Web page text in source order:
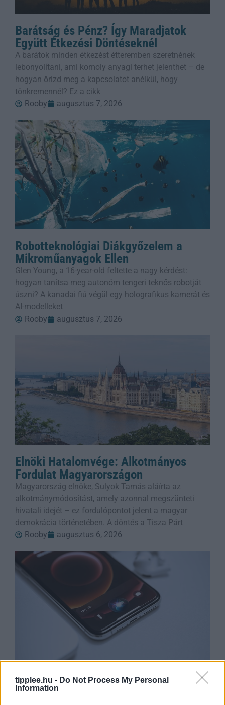
tipplee.hu - Do Not Process My Personal
Information
Barátság és Pénz? Így Maradjatok
Együtt Étkezési Döntéseknél
A barátok minden étkezést étteremben szeretnének
lebonyolítani, ami komoly anyagi terhet jelenthet – de
hogyan őrizd meg a kapcsolatot anélkül, hogy
tönkremennél? Ez a cikk
Rooby
augusztus 7, 2026
Robotteknológiai Diákgyőzelem a
Mikroműanyagok Ellen
Glen Young, a 16-year-old feltette a nagy kérdést:
hogyan tanítsa meg autonóm tengeri teknős robotját
úszni? A kanadai fiú végül egy holografikus kamerát és
AI-modelleket
Rooby
augusztus 7, 2026
Elnöki Hatalomvége: Alkotmányos
Fordulat Magyarországon
Magyarország elnöke, Sulyok Tamás aláírta az
alkotmánymódosítást, amely azonnal megszünteti
hivatali idejét – ez fordulópontot jelent a magyar
demokrácia történetében. A döntés a Tisza Párt
Rooby
augusztus 6, 2026
Siri AI a Csuklón: Az Apple Watch
Okosabbikra Vált